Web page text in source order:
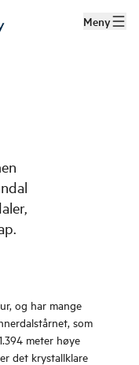
Meny
og har mange
som
meter høye
det krystallklare